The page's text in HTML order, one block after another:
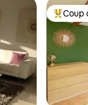
Coups
Coup